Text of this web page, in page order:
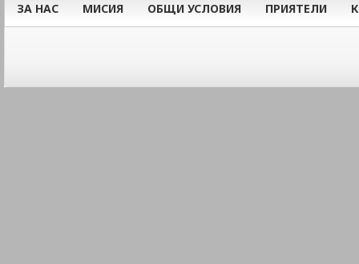
ЗА НАС МИСИЯ ОБЩИ УСЛОВИЯ ПРИЯТЕЛИ